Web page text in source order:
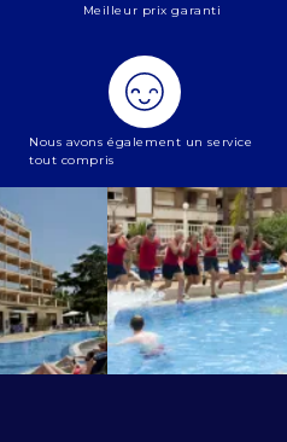
Meilleur prix garanti
Nous avons également un service
tout compris